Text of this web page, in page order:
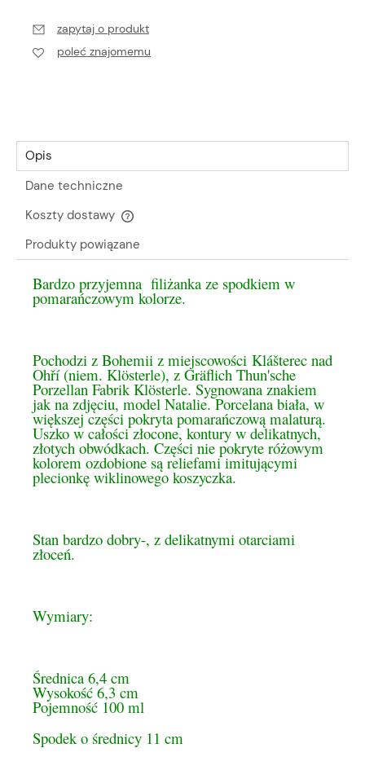
zapytaj o produkt
poleć znajomemu
Opis
Dane techniczne
Koszty dostawy
Cena nie zawiera ewentualnych kosztów płatności
Produkty powiązane
Bardzo przyjemna filiżanka ze spodkiem w
pomarańczowym kolorze.
Pochodzi z Bohemii z miejscowości Klášterec nad
Ohří (niem. Klösterle), z Gräflich Thun'sche
Porzellan Fabrik Klösterle. Sygnowana znakiem
jak na zdjęciu, model Natalie. Porcelana biała, w
większej części pokryta pomarańczową malaturą.
Uszko w całości złocone, kontury w delikatnych,
złotych obwódkach. Części nie pokryte różowym
kolorem ozdobione są reliefami imitującymi
plecionkę wiklinowego koszyczka.
Stan bardzo dobry-, z delikatnymi otarciami
złoceń.
Wymiary:
Średnica 6,4 cm
Wysokość 6,3 cm
Pojemność 100 ml
Spodek o średnicy 11 cm